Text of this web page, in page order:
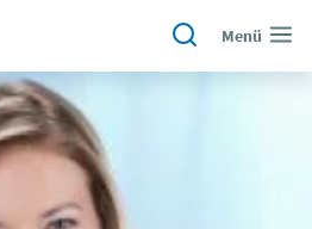
Menü